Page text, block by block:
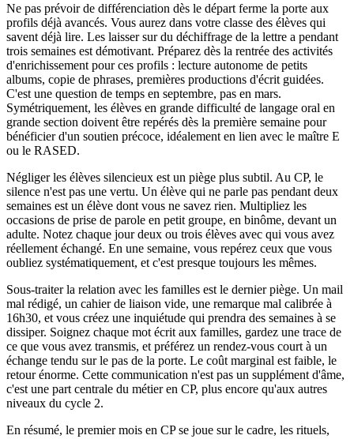
Ne pas prévoir de différenciation dès le départ ferme la porte aux
profils déjà avancés. Vous aurez dans votre classe des élèves qui
savent déjà lire. Les laisser sur du déchiffrage de la lettre a pendant
trois semaines est démotivant. Préparez dès la rentrée des activités
d'enrichissement pour ces profils : lecture autonome de petits
albums, copie de phrases, premières productions d'écrit guidées.
C'est une question de temps en septembre, pas en mars.
Symétriquement, les élèves en grande difficulté de langage oral en
grande section doivent être repérés dès la première semaine pour
bénéficier d'un soutien précoce, idéalement en lien avec le maître E
ou le RASED.
Négliger les élèves silencieux est un piège plus subtil. Au CP, le
silence n'est pas une vertu. Un élève qui ne parle pas pendant deux
semaines est un élève dont vous ne savez rien. Multipliez les
occasions de prise de parole en petit groupe, en binôme, devant un
adulte. Notez chaque jour deux ou trois élèves avec qui vous avez
réellement échangé. En une semaine, vous repérez ceux que vous
oubliez systématiquement, et c'est presque toujours les mêmes.
Sous-traiter la relation avec les familles est le dernier piège. Un mail
mal rédigé, un cahier de liaison vide, une remarque mal calibrée à
16h30, et vous créez une inquiétude qui prendra des semaines à se
dissiper. Soignez chaque mot écrit aux familles, gardez une trace de
ce que vous avez transmis, et préférez un rendez-vous court à un
échange tendu sur le pas de la porte. Le coût marginal est faible, le
retour énorme. Cette communication n'est pas un supplément d'âme,
c'est une part centrale du métier en CP, plus encore qu'aux autres
niveaux du cycle 2.
En résumé, le premier mois en CP se joue sur le cadre, les rituels,